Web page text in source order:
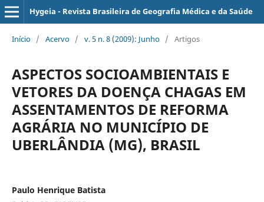
Hygeia - Revista Brasileira de Geografia Médica e da Saúde
Início / Acervo / v. 5 n. 8 (2009): Junho / Artigos
ASPECTOS SOCIOAMBIENTAIS E
VETORES DA DOENÇA CHAGAS EM
ASSENTAMENTOS DE REFORMA
AGRÁRIA NO MUNICÍPIO DE
UBERLÂNDIA (MG), BRASIL
Paulo Henrique Batista